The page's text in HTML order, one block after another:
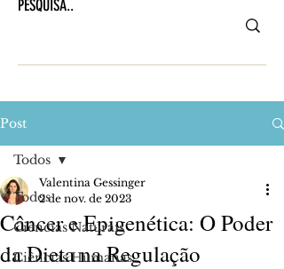
Post
Todos
Ciências Naturais
Ciências Humanas
Todos
Câncer e Epigenética: O Poder
da Dieta na Regulação
Valentina Gessinger
2 de nov. de 2023